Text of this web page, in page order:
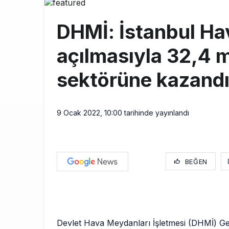
9:14 Emirates’in
8:37 DHL uçağı
DHMİ: İstanbul
açılmasıyla 32,4
sektörüne
9 Ocak 2022, 10:00 tarihinde yayınlandı
BEĞEN
Devlet Hava Meydanları İşletmesi (DHMİ)